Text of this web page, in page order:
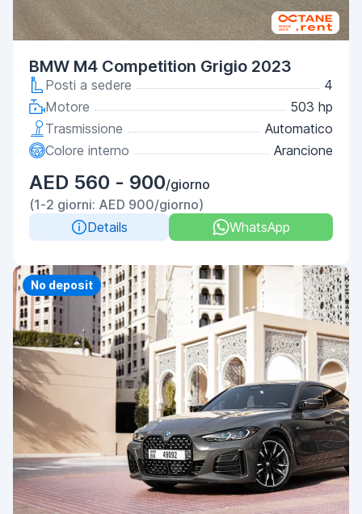
BMW M4 Competition Grigio 2023
Posti a sedere
4
Motore
503 hp
Trasmissione
Automatico
Colore interno
Arancione
AED 560 - 900/giorno
(1-2 giorni: AED 900/giorno)
Details
WhatsApp
Priority
No deposit